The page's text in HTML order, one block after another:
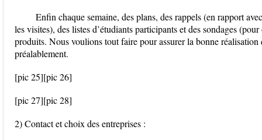
Enfin chaque semaine, des plans, des rappels (en rapport
les visites), des listes d’étudiants participants et des sondages
produits. Nous voulions tout faire pour assurer la bonne réalisation
préalablement.
[pic 25][pic 26]
[pic 27][pic 28]
2) Contact et choix des entreprises :